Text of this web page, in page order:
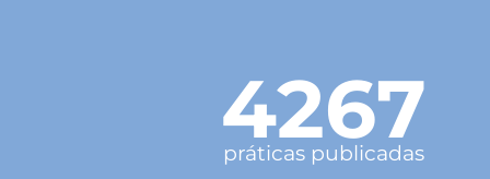
4267
práticas publicadas